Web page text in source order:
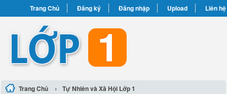
Trang Chủ Đăng ký Đăng nhập Upload Liên hệ
Trang Chủ › Tự Nhiên và Xã Hội Lớp 1